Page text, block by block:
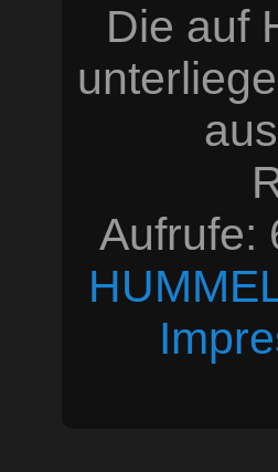
Die auf
Aufrufe: